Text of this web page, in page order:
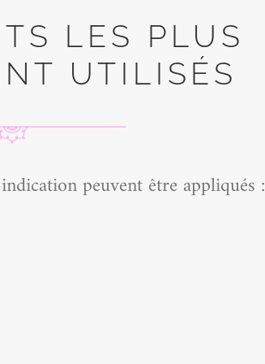
LES PLUS
UTILISÉS​
peuvent être appliqués :